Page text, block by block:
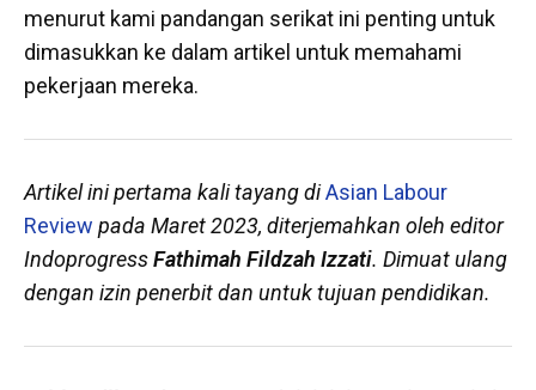
menurut kami pandangan serikat ini penting untuk
dimasukkan ke dalam artikel untuk memahami
pekerjaan mereka.
Artikel ini pertama kali tayang diAsian Labour
Review pada Maret 2023, diterjemahkan oleh editor
IndoprogressFathimah Fildzah Izzati. Dimuat ulang
dengan izin penerbit dan untuk tujuan pendidikan.